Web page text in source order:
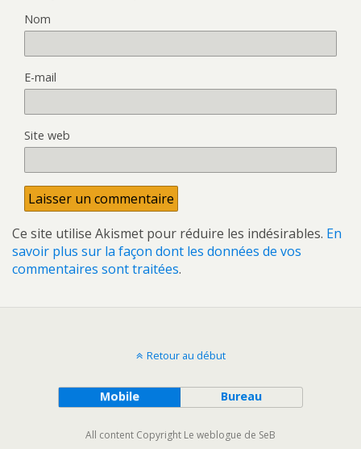
Nom
E-mail
Site web
Ce site utilise Akismet pour réduire les indésirables. En
savoir plus sur la façon dont les données de vos
commentaires sont traitées.
Retour au début
Mobile Bureau
All content Copyright Le weblogue de SeB